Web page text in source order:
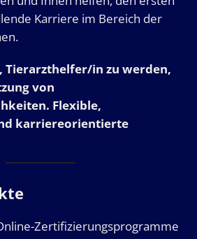
Karriere im Bereich der
Tierarzthelfer/in zu werden,
von
Flexible,
karriereorientierte
Zertifizierungsprogramme